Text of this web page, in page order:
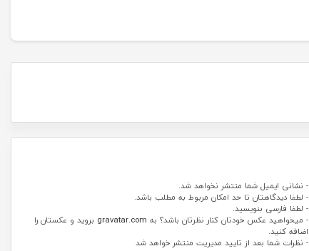
- نشانی ایمیل شما منتشر نخواهد شد.
- لطفا دیدگاهتان تا حد امکان مربوط به مطلب باشد.
- لطفا فارسی بنویسید.
- میخواهید عکس خودتان کنار نظرتان باشد؟ به gravatar.com بروید و عکستان را
اضافه کنید.
- نظرات شما بعد از تایید مدیریت منتشر خواهد شد